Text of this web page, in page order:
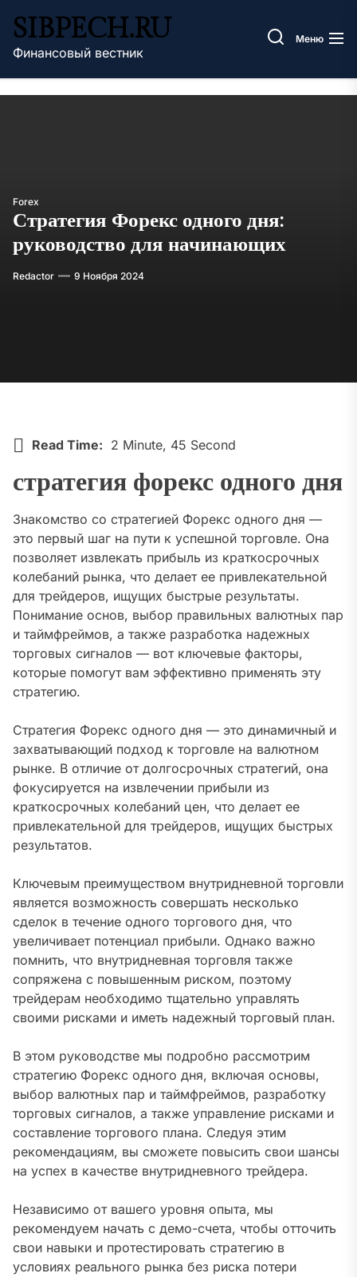
содержимому
SIBPECH.RU
Финансовый вестник
Меню
Forex
Стратегия Форекс одного дня:
руководство для начинающих
Redactor 9 Ноября 2024
Read Time: 2 Minute, 45 Second
стратегия форекс одного дня
Знакомство со стратегией Форекс одного дня —
это первый шаг на пути к успешной торговле. Она
позволяет извлекать прибыль из краткосрочных
колебаний рынка, что делает ее привлекательной
для трейдеров, ищущих быстрые результаты.
Понимание основ, выбор правильных валютных пар
и таймфреймов, а также разработка надежных
торговых сигналов — вот ключевые факторы,
которые помогут вам эффективно применять эту
стратегию.
Стратегия Форекс одного дня — это динамичный и
захватывающий подход к торговле на валютном
рынке. В отличие от долгосрочных стратегий, она
фокусируется на извлечении прибыли из
краткосрочных колебаний цен, что делает ее
привлекательной для трейдеров, ищущих быстрых
результатов.
Ключевым преимуществом внутридневной торговли
является возможность совершать несколько
сделок в течение одного торгового дня, что
увеличивает потенциал прибыли. Однако важно
помнить, что внутридневная торговля также
сопряжена с повышенным риском, поэтому
трейдерам необходимо тщательно управлять
своими рисками и иметь надежный торговый план.
В этом руководстве мы подробно рассмотрим
стратегию Форекс одного дня, включая основы,
выбор валютных пар и таймфреймов, разработку
торговых сигналов, а также управление рисками и
составление торгового плана. Следуя этим
рекомендациям, вы сможете повысить свои шансы
на успех в качестве внутридневного трейдера.
Независимо от вашего уровня опыта, мы
рекомендуем начать с демо-счета, чтобы отточить
свои навыки и протестировать стратегию в
условиях реального рынка без риска потери